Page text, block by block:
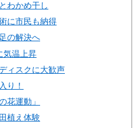
わかめ干し
に市民も納得
の解決へ
温上昇
ィスクに大歓声
り！
花運動」
植え体験